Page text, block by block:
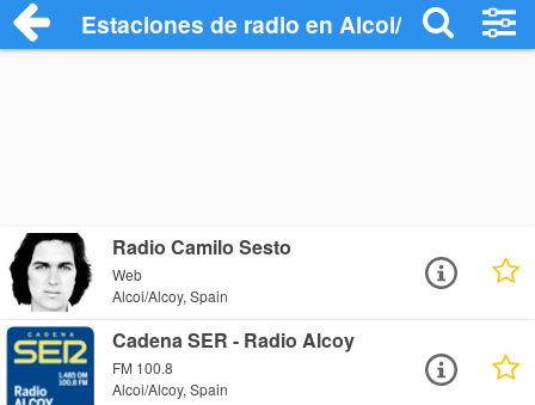
Estaciones de radio en Alcoi/Alcoy -
Radio Camilo Sesto
Web
Alcoi/Alcoy, Spain
Cadena SER - Radio Alcoy
FM 100.8
Alcoi/Alcoy, Spain